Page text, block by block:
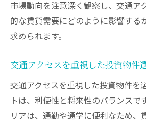
市場動向を注意深く観察し、交通ア
的な賃貸需要にどのように影響する
求められます。
交通アクセスを重視した投資物件
交通アクセスを重視した投資物件を
トは、利便性と将来性のバランスで
リアは、通勤や通学に便利なため、